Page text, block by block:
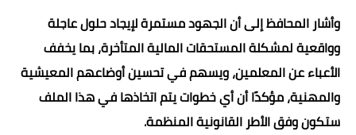
وأشار المحافظ إلى أن الجهود مستمرة لإيجاد حلول عاجلة
وواقعية لمشكلة المستحقات المالية المتأخرة، بما يخفف
الأعباء عن المعلمين، ويسهم في تحسين أوضاعهم المعيشية
والمهنية، مؤكدًا أن أي خطوات يتم اتخاذها في هذا الملف
ستكون وفق الأطر القانونية المنظمة.